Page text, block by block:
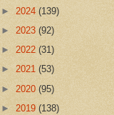
► 2024 (139)
► 2023 (92)
► 2022 (31)
► 2021 (53)
► 2020 (95)
► 2019 (138)